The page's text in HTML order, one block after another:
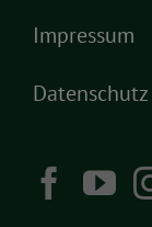
Impressum
Datenschutz